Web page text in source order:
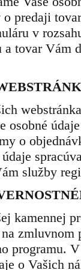
predaji
v
tovar Vám
osobné
o
služby
kamennej
programu.
o Vašich